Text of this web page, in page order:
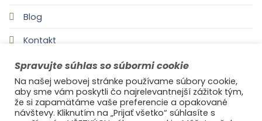
Blog
Kontakt
Spravujte súhlas so súbormi cookie
Na našej webovej stránke používame súbory cookie,
aby sme vám poskytli čo najrelevantnejší zážitok tým,
že si zapamätáme vaše preferencie a opakované
návštevy. Kliknutím na „Prijať všetko“ súhlasíte s